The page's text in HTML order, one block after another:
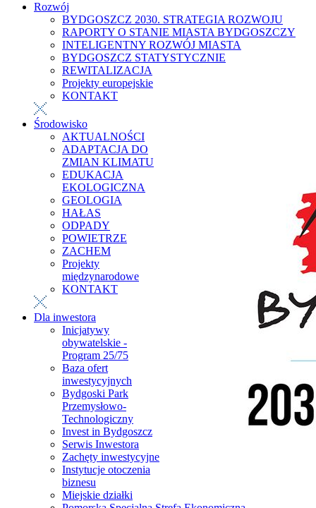
Rozwój
BYDGOSZCZ 2030. STRATEGIA ROZWOJU
RAPORTY O STANIE MIASTA BYDGOSZCZY
INTELIGENTNY ROZWÓJ MIASTA
BYDGOSZCZ STATYSTYCZNIE
REWITALIZACJA
Projekty europejskie
KONTAKT
Środowisko
AKTUALNOŚCI
ADAPTACJA DO
ZMIAN KLIMATU
EDUKACJA
EKOLOGICZNA
GEOLOGIA
HAŁAS
ODPADY
POWIETRZE
ZACHEM
Projekty
międzynarodowe
KONTAKT
Dla inwestora
Inicjatywy
obywatelskie -
Program 25/75
Baza ofert
inwestycyjnych
Bydgoski Park
Przemysłowo-
Technologiczny
Invest in Bydgoszcz
Serwis Inwestora
Zachęty inwestycyjne
Instytucje otoczenia
biznesu
Miejskie działki